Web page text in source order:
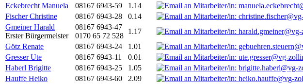
Eckebrecht Manuela
08167 6943-59 1.14
Fischer Christine
08167 6943-28 0.14
Gmeiner Harald
Erster Bürgermeister
08167 6943-47
0170 65 72 528
1.17
Götz Renate
08167 6943-24 1.01
Gresser Ute
08167 6943-11 0.01
Haberl Brigitte
08167 6943-25 1.05
Hauffe Heiko
08167 6943-60 2.09